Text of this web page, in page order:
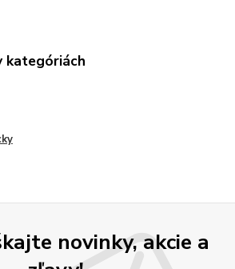
kategóriách
novinky, akcie a